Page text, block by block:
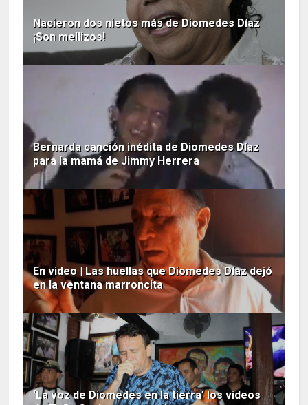
Nacieron dos nietos más de Diomedes Díaz
¡Son mellizos!
Bernarda canción inédita de Diomedes Díaz
para la mamá de Jimmy Herrera
En video | Las huellas que Diomedes Díaz dejó
en la ventana marroncita
‘La voz de Diomedes en la tierra’ los videos